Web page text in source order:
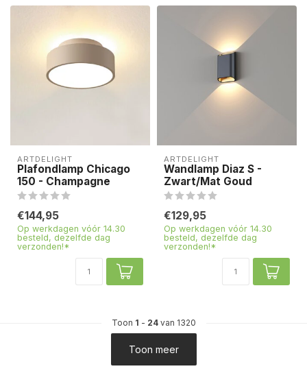
ARTDELIGHT
Plafondlamp Chicago
150 - Champagne
€144,95
Op werkdagen vóór 14.30
besteld, dezelfde dag
verzonden!*
ARTDELIGHT
Wandlamp Diaz S -
Zwart/Mat Goud
€129,95
Op werkdagen vóór 14.30
besteld, dezelfde dag
verzonden!*
Toon 1 - 24van 1320
Toon meer